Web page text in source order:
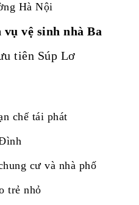
Hà Nội
vụ vệ sinh nhà Ba
tiên Súp Lơ
chế tái phát
cư và nhà phố
trẻ nhỏ